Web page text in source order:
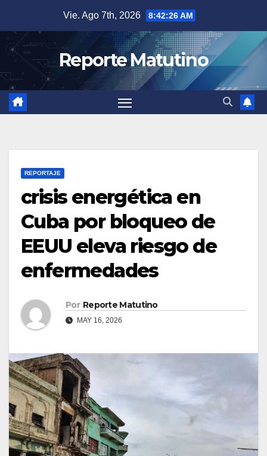
contenido
Vie. Ago 7th, 2026 8:42:27 AM
Reporte Matutino
REPORTAJE
crisis energética en
Cuba por bloqueo de
EEUU eleva riesgo de
enfermedades
Por Reporte Matutino
MAY 16, 2026